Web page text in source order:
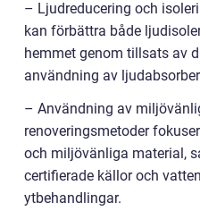
– Ljudreducering och
kan förbättra både
hemmet genom tillsats av
användning av
– Användning av
renoveringsmetoder
och miljövänliga material,
certifierade källor och
ytbehandlingar.